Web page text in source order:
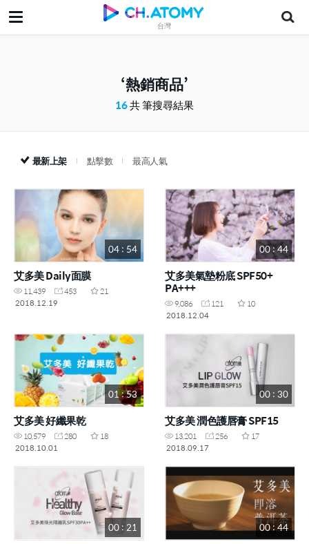
台灣
熱銷商品
16共 筆搜尋結果
最新上架 點擊數 最高人氣
04 : 54
艾多美 Daily面膜
11,439 453
21
2018.12.19
00 : 44
艾多美氣墊粉底 SPF50+
PA+++
9,086 121
10
2018.12.04
01 : 53
艾多美 好纖果乾
10,579 280
18
2018.10.01
00 : 30
艾多美 潤色護唇膏 SPF15
13,201 256
17
2018.09.17
00 : 21 00 : 44